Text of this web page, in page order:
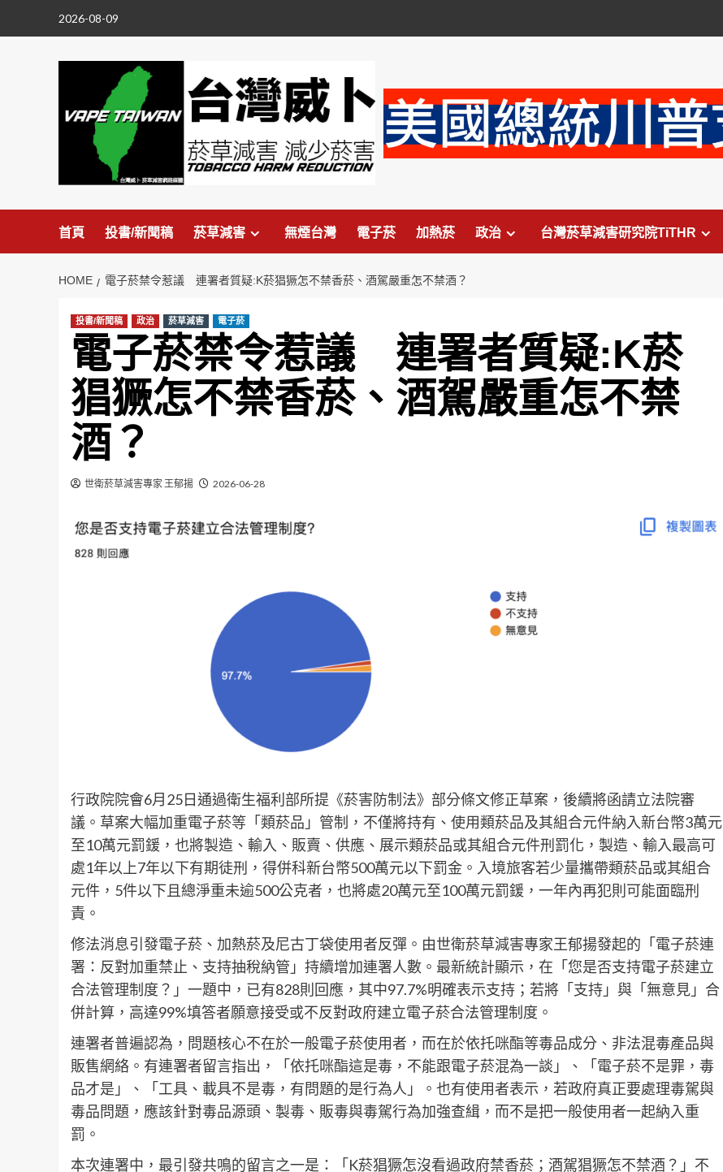
2026-08-09
首頁 投書/新聞稿 菸草減害 無煙台灣 電子菸 加熱菸 政治 台灣菸草減害研究院TiTHR
HOME 電子菸禁令惹議 連署者質疑:K菸猖獗怎不禁香菸、酒駕嚴重怎不禁酒？
投書/新聞稿 政治 菸草減害 電子菸
電子菸禁令惹議 連署者質疑:K菸
猖獗怎不禁香菸、酒駕嚴重怎不禁
酒？
世衛菸草減害專家 王郁揚 2026-06-28
行政院院會6月25日通過衛生福利部所提《菸害防制法》部分條文修正草案，後續將函請立法院審
議。草案大幅加重電子菸等「類菸品」管制，不僅將持有、使用類菸品及其組合元件納入新台幣3萬元
至10萬元罰鍰，也將製造、輸入、販賣、供應、展示類菸品或其組合元件刑罰化，製造、輸入最高可
處1年以上7年以下有期徒刑，得併科新台幣500萬元以下罰金。入境旅客若少量攜帶類菸品或其組合
元件，5件以下且總淨重未逾500公克者，也將處20萬元至100萬元罰鍰，一年內再犯則可能面臨刑
責。
修法消息引發電子菸、加熱菸及尼古丁袋使用者反彈。由世衛菸草減害專家王郁揚發起的「電子菸連
署：反對加重禁止、支持抽稅納管」持續增加連署人數。最新統計顯示，在「您是否支持電子菸建立
合法管理制度？」一題中，已有828則回應，其中97.7%明確表示支持；若將「支持」與「無意見」合
併計算，高達99%填答者願意接受或不反對政府建立電子菸合法管理制度。
連署者普遍認為，問題核心不在於一般電子菸使用者，而在於依托咪酯等毒品成分、非法混毒產品與
販售網絡。有連署者留言指出，「依托咪酯這是毒，不能跟電子菸混為一談」、「電子菸不是罪，毒
品才是」、「工具、載具不是毒，有問題的是行為人」。也有使用者表示，若政府真正要處理毒駕與
毒品問題，應該針對毒品源頭、製毒、販毒與毒駕行為加強查緝，而不是把一般使用者一起納入重
罰。
本次連署中，最引發共鳴的留言之一是：「K菸猖獗怎沒看過政府禁香菸；酒駕猖獗怎不禁酒？」不